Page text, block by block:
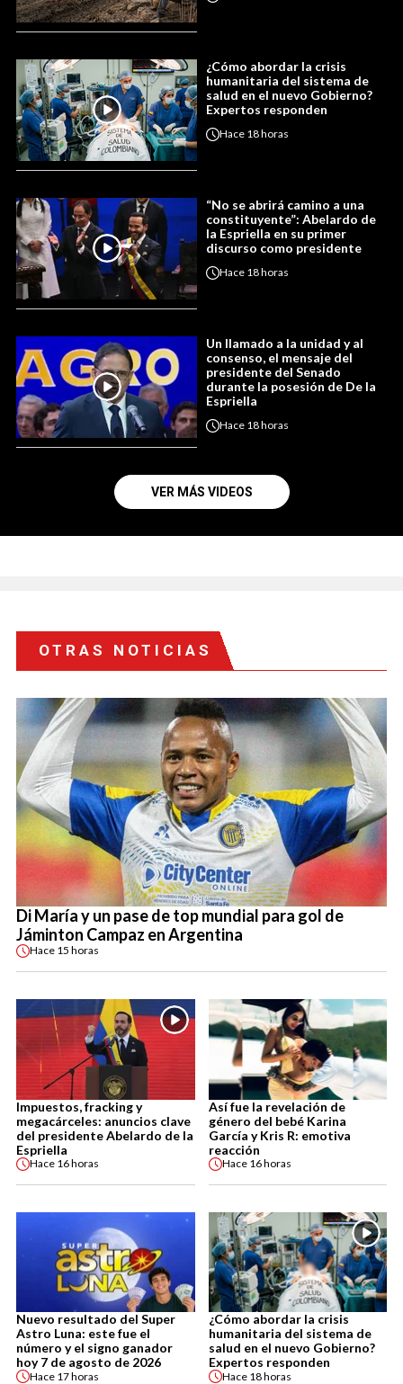
¿Cómo abordar la crisis
humanitaria del sistema de
salud en el nuevo Gobierno?
Expertos responden
Hace 18 horas
“No se abrirá camino a una
constituyente”: Abelardo de
la Espriella en su primer
discurso como presidente
Hace 18 horas
Un llamado a la unidad y al
consenso, el mensaje del
presidente del Senado
durante la posesión de De la
Espriella
Hace 18 horas
VER MÁS VIDEOS
OTRAS NOTICIAS
Di María y un pase de top mundial para gol de
Jáminton Campaz en Argentina
Hace 15 horas
Impuestos, fracking y
megacárceles: anuncios clave
del presidente Abelardo de la
Espriella
Hace 16 horas
Así fue la revelación de
género del bebé Karina
García y Kris R: emotiva
reacción
Hace 16 horas
Nuevo resultado del Super
Astro Luna: este fue el
número y el signo ganador
hoy 7 de agosto de 2026
Hace 17 horas
¿Cómo abordar la crisis
humanitaria del sistema de
salud en el nuevo Gobierno?
Expertos responden
Hace 18 horas